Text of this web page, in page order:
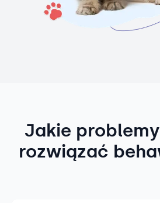
Jakie
rozwiązać